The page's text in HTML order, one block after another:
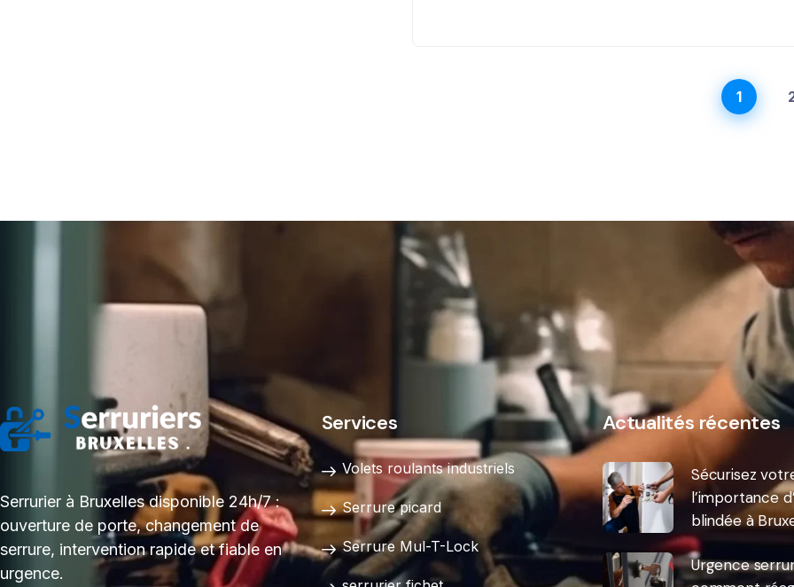
1
Serrurier à Bruxelles disponible 24h/7 :
ouverture de porte, changement de
serrure, intervention rapide et fiable en
urgence.
Services
Volets roulants industriels
Serrure picard
Serrure Mul-T-Lock
Actualités récentes
Sécurisez
l’importance
blindée à
Urgence